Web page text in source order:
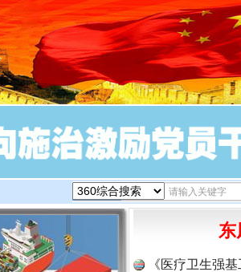
东
《医疗卫生强